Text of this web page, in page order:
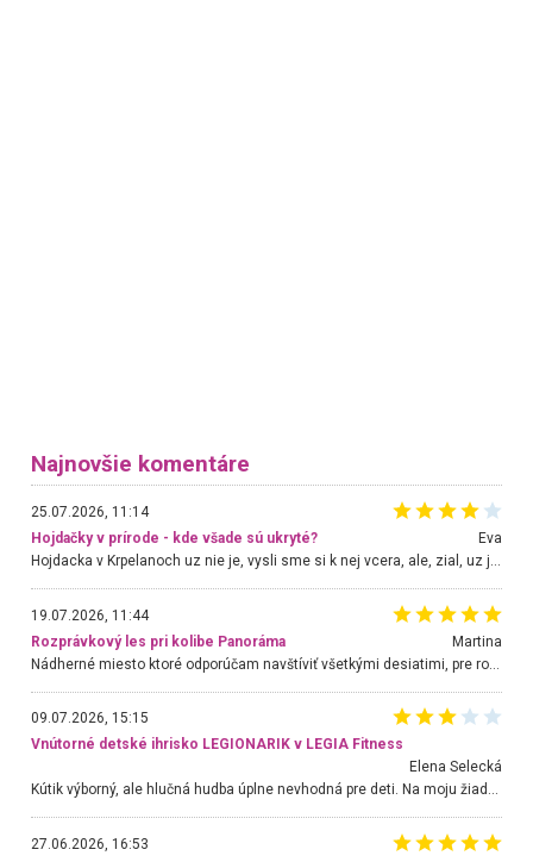
Najnovšie komentáre
25.07.2026, 11:14
Hojdačky v prírode - kde všade sú ukryté?
Eva
Hojdacka v Krpelanoch uz nie je, vysli sme si k nej vcera, ale, zial, uz je znicena. Ak sem planujete cestu len kvoli hojdacke, mozete si ju usetrit. Krasny vyhlad je tu vsak aj bez hojdacky :-)
19.07.2026, 11:44
Rozprávkový les pri kolibe Panoráma
Martina
Nádherné miesto ktoré odporúčam navštíviť všetkými desiatimi, pre rodiny s deťmi, dôchodcom... Proste a jednoducho ozaj rozprávkový les.. určite ešte prídeme. Odniesli sme si na pamiatku krásne tričká,
09.07.2026, 15:15
Vnútorné detské ihrisko LEGIONARIK v LEGIA Fitness
Elena Selecká
Kútik výborný, ale hlučná hudba úplne nevhodná pre deti. Na moju žiadosť o aspoň sušenie nereagovali.
27.06.2026, 16:53